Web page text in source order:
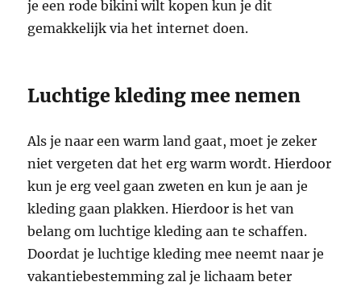
je een rode bikini wilt kopen kun je dit
gemakkelijk via het internet doen.
Luchtige kleding mee nemen
Als je naar een warm land gaat, moet je zeker
niet vergeten dat het erg warm wordt. Hierdoor
kun je erg veel gaan zweten en kun je aan je
kleding gaan plakken. Hierdoor is het van
belang om luchtige kleding aan te schaffen.
Doordat je luchtige kleding mee neemt naar je
vakantiebestemming zal je lichaam beter